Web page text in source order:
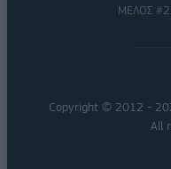
ΜΕΛΟΣ
Copyright © 2012 -
All